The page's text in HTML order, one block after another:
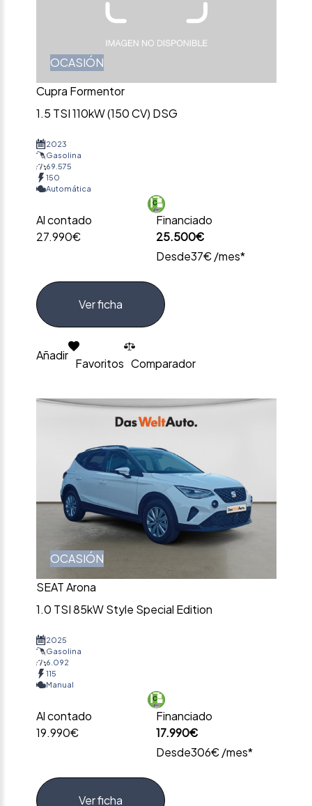
OCASIÓN
Cupra Formentor
1.5 TSI 110kW (150 CV) DSG
2023
Gasolina
69.575
150
Automática
Al contado
27.990€
Financiado
25.500€
Desde37€ /mes*
Ver ficha
Añadir
Favoritos Comparador
OCASIÓN
SEAT Arona
1.0 TSI 85kW Style Special Edition
2025
Gasolina
6.092
115
Manual
Al contado
19.990€
Financiado
17.990€
Desde306€ /mes*
Ver ficha